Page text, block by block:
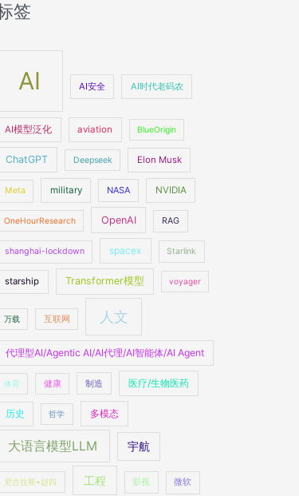
签
AI AI安全 AI时代老码农
AI模型泛化 aviation BlueOrigin
ChatGPT Deepseek Elon Musk
Meta military NASA NVIDIA
OneHourResearch OpenAI RAG
shanghai-lockdown spacex Starlink
starship Transformer模型 voyager
万载 互联网 人文
代理型AI/Agentic AI/AI代理/AI智能体/AI Agent
体育 健康 制造 医疗/生物医药
历史 哲学 多模态
大语言模型LLM 宇航
尼古拉斯•赵四 工程 影视 微软